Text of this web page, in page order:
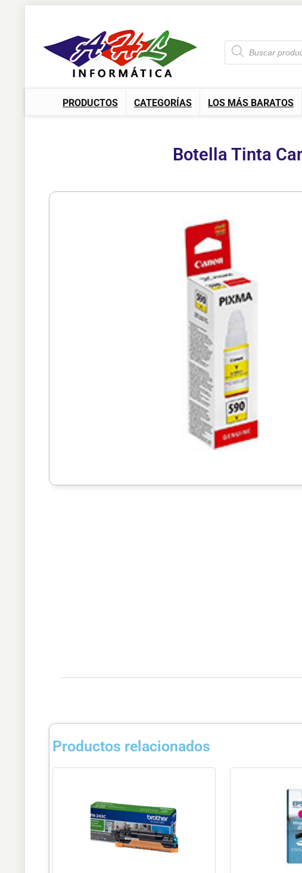
PRODUCTOS CATEGORÍAS LOS MÁS BARATOS
Botella Tinta
Productos relacionados